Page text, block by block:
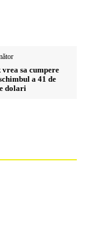
sa cumpere
a 41 de
dolari